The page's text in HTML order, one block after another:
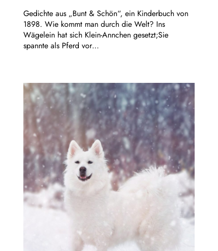
Gedichte aus „Bunt & Schön“, ein Kinderbuch von
1898. Wie kommt man durch die Welt? Ins
Wägelein hat sich Klein-Annchen gesetzt;Sie
spannte als Pferd vor…